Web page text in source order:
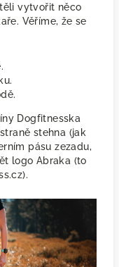
vytvořit něco
Věříme, že se
Dogfitnesska
stehna (jak
pásu zezadu,
logo Abraka (to